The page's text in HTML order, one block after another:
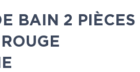
BAIN 2 PIÈCES